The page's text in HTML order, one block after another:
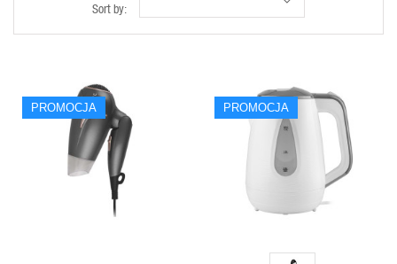
Sort by:
PROMOCJA
QUICK VIEW
PROMOCJA
QUICK VIEW